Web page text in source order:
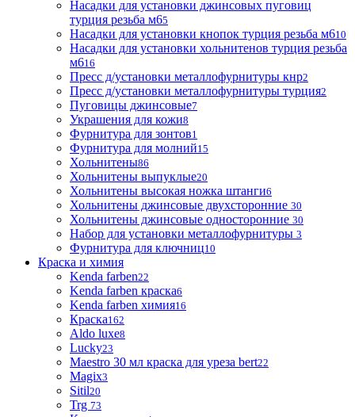
Насадки для установки джинсовых пуговиц
турция резьба м65
Насадки для установки кнопок турция резьба м610
Насадки для установки хольнитенов турция резьба
м616
Пресс д/установки металлофурнитуры кнр2
Пресс д/установки металлофурнитуры турция2
Пуговицы джинсовые7
Украшения для кожи8
Фурнитура для зонтов1
Фурнитура для молний15
Хольнитены86
Хольнитены выпуклые20
Хольнитены высокая ножка штанги6
Хольнитены джинсовые двухсторонние 30
Хольнитены джинсовые односторонние 30
Набор для установки металлофурнитуры 3
Фурнитура для ключниц10
Краска и химия
Kenda farben22
Kenda farben краска6
Kenda farben химия16
Краска162
Aldo luxe8
Lucky23
Maestro 30 мл краска для уреза bert22
Magix3
Sitil20
Trg 73